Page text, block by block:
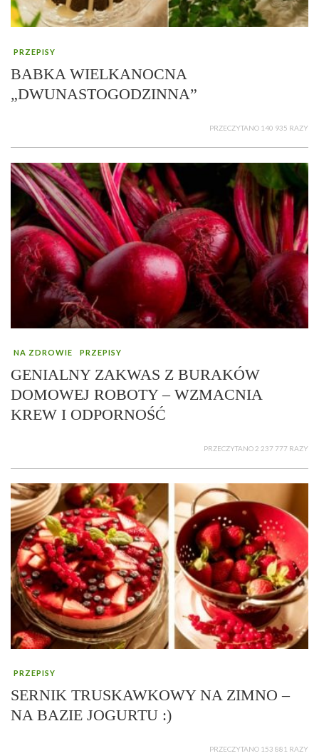
PRZEPISY
BABKA WIELKANOCNA
„DWUNASTOGODZINNA”
PRZECZYTANO 140 935 RAZY
NA ZDROWIE PRZEPISY
GENIALNY ZAKWAS Z BURAKÓW
DOMOWEJ ROBOTY – WZMACNIA
KREW I ODPORNOŚĆ
PRZECZYTANO 2 237 777 RAZY
PRZEPISY
SERNIK TRUSKAWKOWY NA ZIMNO –
NA BAZIE JOGURTU :)
PRZECZYTANO 153 881 RAZY